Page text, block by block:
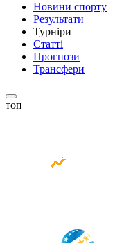
Новини спорту
Результати
Турніри
Статті
Прогнози
Трансфери
топ